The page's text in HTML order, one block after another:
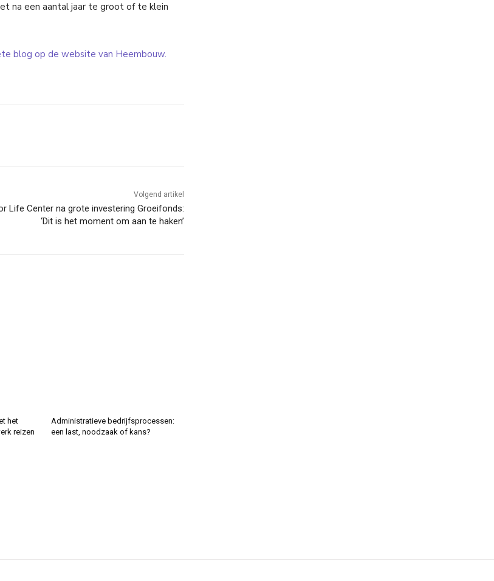
na een aantal jaar te groot of te klein
blog op de website van Heembouw.
Volgend artikel
Life Center na grote investering Groeifonds:
‘Dit is het moment om aan te haken’
het
reizen
Administratieve bedrijfsprocessen:
een last, noodzaak of kans?